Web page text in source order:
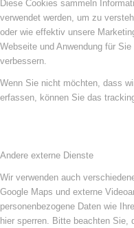
Diese Cookies sammeln
verwendet werden, um zu
oder wie effektiv unsere
Webseite und Anwendung für
verbessern.
Wenn Sie nicht möchten, dass
erfassen, können Sie das
Andere externe Dienste
Wir verwenden auch
Google Maps und externe
personenbezogene Daten wie
hier sperren. Bitte beachten Sie,